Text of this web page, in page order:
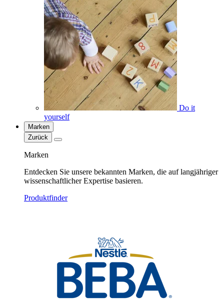
Do it
yourself
Marken
Zurück
Marken
Entdecken Sie unsere bekannten Marken, die auf langjähriger
wissenschaftlicher Expertise basieren.
Produktfinder